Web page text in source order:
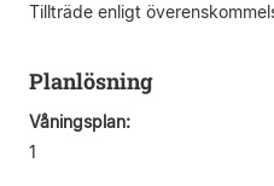
Tillträde enligt
Planlösning
Våningsplan:
1